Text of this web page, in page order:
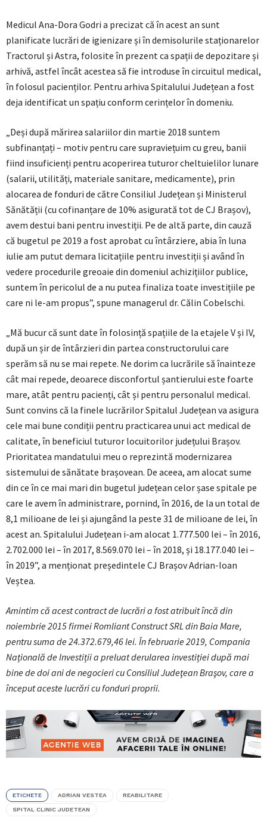
Medicul Ana-Dora Godri a precizat că în acest an sunt
planificate lucrări de igienizare și în demisolurile staționarelor
Tractorul și Astra, folosite în prezent ca spații de depozitare și
arhivă, astfel încât acestea să fie introduse în circuitul medical,
în folosul pacienților. Pentru arhiva Spitalului Județean a fost
deja identificat un spațiu conform cerințelor în domeniu.
„Deși după mărirea salariilor din martie 2018 suntem
subfinanțați – motiv pentru care supraviețuim cu greu, banii
fiind insuficienți pentru acoperirea tuturor cheltuielilor lunare
(salarii, utilități, materiale sanitare, medicamente), prin
alocarea de fonduri de către Consiliul Județean și Ministerul
Sănătății (cu cofinanțare de 10% asigurată tot de CJ Brașov),
avem destui bani pentru investiții. Pe de altă parte, din cauză
că bugetul pe 2019 a fost aprobat cu întârziere, abia în luna
iulie am putut demara licitațiile pentru investiții și având în
vedere procedurile greoaie din domeniul achizițiilor publice,
suntem în pericolul de a nu putea finaliza toate investițiile pe
care ni le-am propus”, spune managerul dr. Călin Cobelschi.
„Mă bucur că sunt date în folosință spațiile de la etajele V și IV,
după un șir de întârzieri din partea constructorului care
sperăm să nu se mai repete. Ne dorim ca lucrările să înainteze
cât mai repede, deoarece disconfortul șantierului este foarte
mare, atât pentru pacienți, cât și pentru personalul medical.
Sunt convins că la finele lucrărilor Spitalul Județean va asigura
cele mai bune condiții pentru practicarea unui act medical de
calitate, în beneficiul tuturor locuitorilor județului Brașov.
Prioritatea mandatului meu o reprezintă modernizarea
sistemului de sănătate brașovean. De aceea, am alocat sume
din ce în ce mai mari din bugetul județean celor șase spitale pe
care le avem în administrare, pornind, în 2016, de la un total de
8,1 milioane de lei și ajungând la peste 31 de milioane de lei, în
acest an. Spitalului Județean i-am alocat 1.777.500 lei – în 2016,
2.702.000 lei – în 2017, 8.569.070 lei – în 2018, și 18.177.040 lei –
în 2019”, a menționat președintele CJ Brașov Adrian-Ioan
Veștea.
Amintim că acest contract de lucrări a fost atribuit încă din
noiembrie 2015 firmei Romliant Construct SRL din Baia Mare,
pentru suma de 24.372.679,46 lei. În februarie 2019, Compania
Națională de Investiții a preluat derularea investiției după mai
bine de doi ani de negocieri cu Consiliul Judeţean Braşov, care a
început aceste lucrări cu fonduri proprii.
ETICHETE ADRIAN VESTEA REABILITARE
SPITAL CLINIC JUDETEAN